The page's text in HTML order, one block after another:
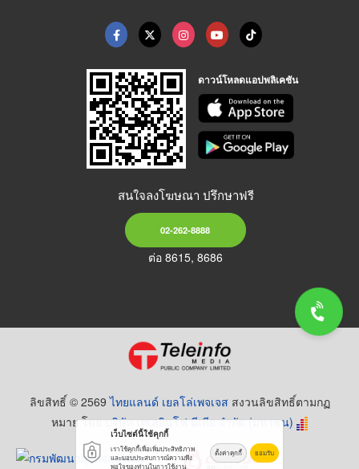
ดาวน์โหลดแอปพลิเคชัน
สนใจลงโฆษณา ปรึกษาฟรี
02-262-8888
ต่อ 8615, 8686
ลิขสิทธิ์ © 2569ไทยแลนด์ เยลโล่เพจเจส สงวนลิขสิทธิ์ตามกฏ
หมาย โดยบริษัท เทเลอินโฟ มีเดีย จำกัด (มหาชน)
เว็บไซต์นี้ใช้คุกกี้
เราใช้คุกกี้เพื่อเพิ่มประสิทธิภาพ
และมอบประสบการณ์ความพึง
พอใจของท่านในการใช้งาน
ตั้งค่าคุกกี้ ยอมรับ